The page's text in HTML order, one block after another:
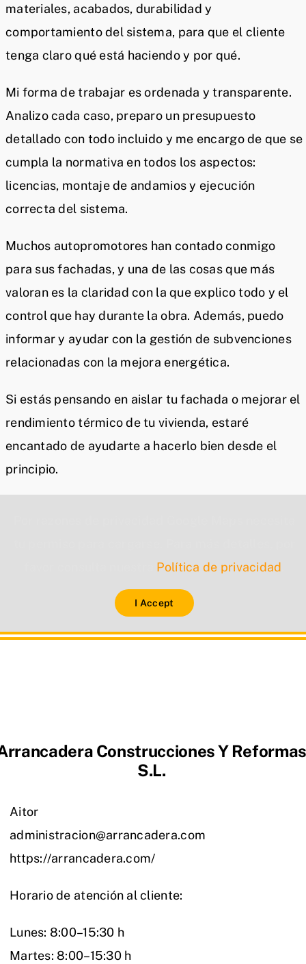
materiales, acabados, durabilidad y
comportamiento del sistema, para que el cliente
tenga claro qué está haciendo y por qué.
Mi forma de trabajar es ordenada y transparente.
Analizo cada caso, preparo un presupuesto
detallado con todo incluido y me encargo de que se
cumpla la normativa en todos los aspectos:
licencias, montaje de andamios y ejecución
correcta del sistema.
Muchos autopromotores han contado conmigo
para sus fachadas, y una de las cosas que más
valoran es la claridad con la que explico todo y el
control que hay durante la obra. Además, puedo
informar y ayudar con la gestión de subvenciones
relacionadas con la mejora energética.
Si estás pensando en aislar tu fachada o mejorar el
rendimiento térmico de tu vivienda, estaré
encantado de ayudarte a hacerlo bien desde el
principio.
Política de privacidad
I Accept
Construcciones Y Reformas
S.L.
Aitor
administracion@arrancadera.com
https://arrancadera.com/
Horario de atención al cliente:
Lunes: 8:00–15:30 h
Martes: 8:00–15:30 h